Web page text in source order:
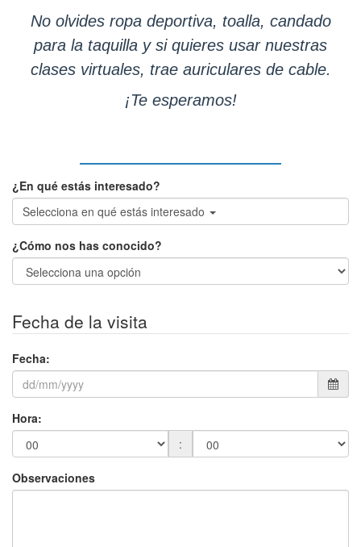
No olvides ropa deportiva, toalla, candado
para la taquilla y si quieres usar nuestras
clases virtuales, trae auriculares de cable.
¡Te esperamos!
¿En qué estás interesado?
Selecciona en qué estás interesado
¿Cómo nos has conocido?
Fecha de la visita
Fecha:
Hora:
:
Observaciones